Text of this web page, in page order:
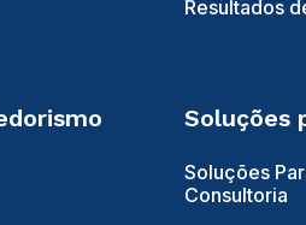
Resultados
Soluções
Soluções
Consultoria